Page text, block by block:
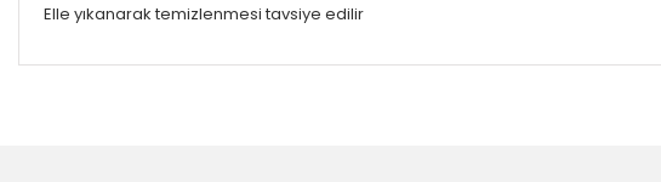
Elle yıkanarak temizlenmesi tavsiye edilir